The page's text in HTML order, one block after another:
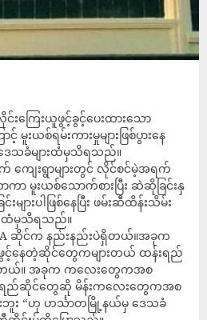
ြေးယူဖွင့်ခွင့်ပေးထားသော
းယစ်ရမ်းကားမှုများဖြစ်ပွားနေ
ေသခံများထံမှသိရသည်။
ကျေးရွာများတွင် လိုင်စင်မဲ့အရက်
ာကာ မူးယစ်သောက်စားပြီး ဆဲဆိုခြင်းနှ
ျားပါဖြစ်နေပြီး ဖမ်းဆီထိန်းသိမ်း
ားထံမှသိရသည်။
ဆိုင်က နည်းနည်းပဲရှိတယ်။အခုက
းဖွင့်နေတဲ့ဆိုင်တွေကများတယ် ထန်းရည်
ယ်။ အခုက ကလေးတွေကအစ
ည်ဆိုင်တွေဆို မိန်းကလေးတွေကအစ
းဘူး “ဟု ဟင်္သာတမြို့နယ်မှ ဒေသခံ